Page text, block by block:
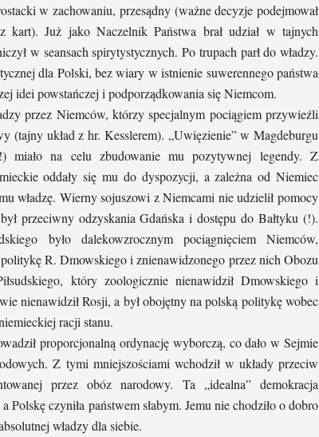
w zachowaniu, przesądny (ważne decyzje podejmował
kart). Już jako Naczelnik Państwa brał udział w tajnych
w seansach spirytystycznych. Po trupach parł do władzy.
dla Polski, bez wiary w istnienie suwerennego państwa
idei powstańczej i podporządkowania się Niemcom.
przez Niemców, którzy specjalnym pociągiem przywieźli
(tajny układ z hr. Kesslerem). „Uwięzienie” w Magdeburgu
miało na celu zbudowanie mu pozytywnej legendy. Z
oddały się mu do dyspozycji, a zależna od Niemiec
władzę. Wierny sojuszowi z Niemcami nie udzielił pomocy
przeciwny odzyskania Gdańska i dostępu do Bałtyku (!).
było dalekowzrocznym pociągnięciem Niemców,
R. Dmowskiego i znienawidzonego przez nich Obozu
który zoologicznie nienawidził Dmowskiego i
nienawidził Rosji, a był obojętny na polską politykę wobec
racji stanu.
proporcjonalną ordynację wyborczą, co dało w Sejmie
Z tymi mniejszościami wchodził w układy przeciw
przez obóz narodowy. Ta „idealna” demokracja
Polskę czyniła państwem słabym. Jemu nie chodziło o dobro
władzy dla siebie.